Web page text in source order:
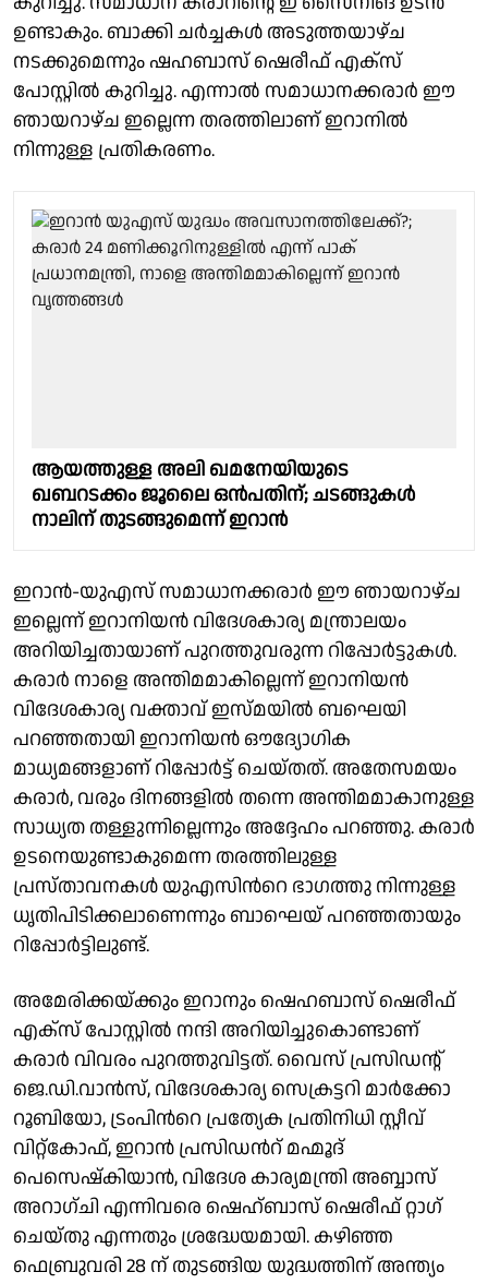
ഉണ്ടാകും. ബാക്കി ചർച്ചകൾ അടുത്തയാഴ്ച
നടക്കുമെന്നും ഷഹബാസ് ഷെരീഫ് എക്സ്
പോസ്റ്റിൽ കുറിച്ചു. എന്നാൽ സമാധാനക്കരാർ ഈ
ഞായറാഴ്ച ഇല്ലെന്ന തരത്തിലാണ് ഇറാനിൽ
നിന്നുള്ള പ്രതികരണം.
ആയത്തുള്ള അലി ഖമനേയിയുടെ
ഖബറടക്കം ജൂലൈ ഒൻപതിന്; ചടങ്ങുകൾ
നാലിന് തുടങ്ങുമെന്ന് ഇറാൻ
ഇറാൻ-യുഎസ് സമാധാനക്കരാർ ഈ ഞായറാഴ്ച
ഇല്ലെന്ന് ഇറാനിയൻ വിദേശകാര്യ മന്ത്രാലയം
അറിയിച്ചതായാണ് പുറത്തുവരുന്ന റിപ്പോർട്ടുകൾ.
കരാർ നാളെ അന്തിമമാകില്ലെന്ന് ഇറാനിയൻ
വിദേശകാര്യ വക്താവ് ഇസ്മയിൽ ബഘെയി
പറഞ്ഞതായി ഇറാനിയൻ ഔദ്യോഗിക
മാധ്യമങ്ങളാണ് റിപ്പോർട്ട് ചെയ്തത്. അതേസമയം
കരാർ, വരും ദിനങ്ങളിൽ തന്നെ അന്തിമമാകാനുള്ള
സാധ്യത തള്ളുന്നില്ലെന്നും അദ്ദേഹം പറഞ്ഞു. കരാർ
ഉടനെയുണ്ടാകുമെന്ന തരത്തിലുള്ള
പ്രസ്താവനകൾ യുഎസിന്‍റെ ഭാഗത്തു നിന്നുള്ള
ധൃതിപിടിക്കലാണെന്നും ബാഘെയ് പറഞ്ഞതായും
റിപ്പോർട്ടിലുണ്ട്.
അമേരിക്കയ്ക്കും ഇറാനും ഷെഹബാസ് ഷെരീഫ്
എക്സ് പോസ്റ്റിൽ നന്ദി അറിയിച്ചുകൊണ്ടാണ്
കരാർ വിവരം പുറത്തുവിട്ടത്. വൈസ് പ്രസിഡന്റ്
ജെ.ഡി.വാൻസ്, വിദേശകാര്യ സെക്രട്ടറി മാർക്കോ
റൂബിയോ, ട്രംപിന്‍റെ പ്രത്യേക പ്രതിനിധി സ്റ്റീവ്
വിറ്റ്കോഫ്, ഇറാൻ പ്രസിഡന്‍റ് മഹ്മൂദ്
പെസെഷ്കിയാൻ, വിദേശ കാര്യമന്ത്രി അബ്ബാസ്
അറാഗ്ചി എന്നിവരെ ഷെഹ്ബാസ് ഷെരീഫ് റ്റാഗ്
ചെയ്തു എന്നതും ശ്രദ്ധേയമായി. കഴിഞ്ഞ
ഫെബ്രുവരി 28 ന് തുടങ്ങിയ യുദ്ധത്തിന് അന്ത്യം